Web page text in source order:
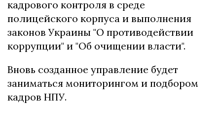
кадрового контроля в среде
полицейского корпуса и выполнения
законов Украины "О противодействии
коррупции" и "Об очищении власти".
Вновь созданное управление будет
заниматься мониторингом и подбором
кадров НПУ.